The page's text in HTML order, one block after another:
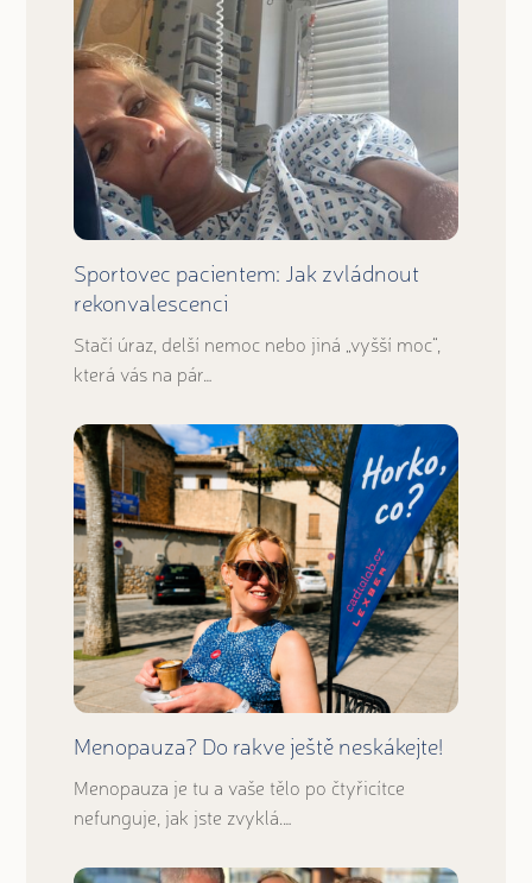
Sportovec pacientem: Jak zvládnout
rekonvalescenci
Stačí úraz, delší nemoc nebo jiná „vyšší moc“,
která vás na pár…
Menopauza? Do rakve ještě neskákejte!
Menopauza je tu a vaše tělo po čtyřicítce
nefunguje, jak jste zvyklá.…